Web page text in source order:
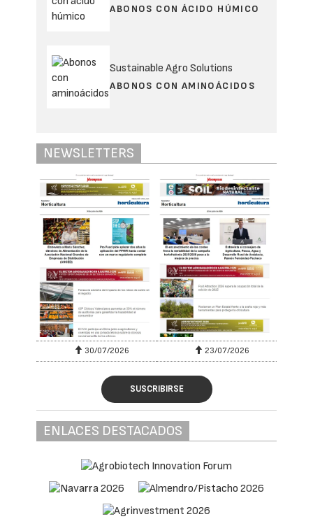
ABONOS CON ÁCIDO HÚMICO
Sustainable Agro Solutions
ABONOS CON AMINOÁCIDOS
NEWSLETTERS
30/07/2026 23/07/2026
SUSCRIBIRSE
ENLACES DESTACADOS